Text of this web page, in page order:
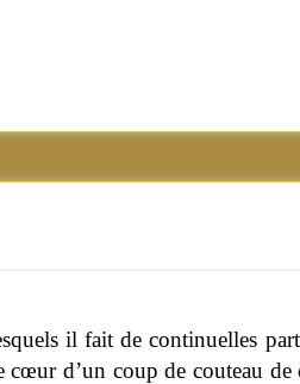
il fait de continuelles
d’un coup de couteau de